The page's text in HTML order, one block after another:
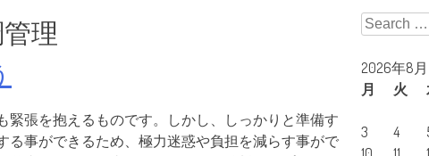
理
緊張を抱えるものです。しかし、しっかりと準備す
る事ができるため、極力迷惑や負担を減らす事がで
Search
2026年8月
月
火
3
4